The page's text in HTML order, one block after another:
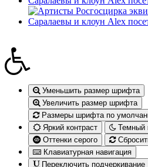
Уменьшить размер шрифта
Увеличить размер шрифта
Размеры шрифта по
Яркий контраст
Темный
Оттенки серого
Клавиатурная навигация
Переключить подчеркивание